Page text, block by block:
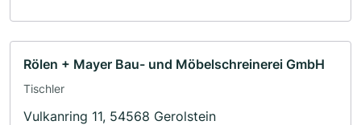
Rölen + Mayer Bau- und Möbelschreinerei GmbH
Tischler
Vulkanring 11, 54568 Gerolstein